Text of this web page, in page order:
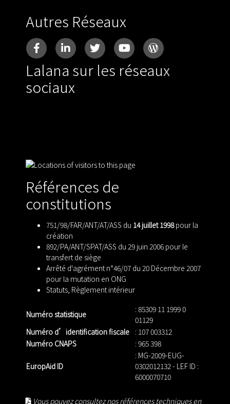
Autres Réseaux
Lalana sur les réseaux
sociaux
Références de
constitutions
751/98/FAR/ANT/AT/ASS du 14 juillet 1998pour la
création
892/PA/ANT/SPAT/ASS du 29 juin 2006 pour le
transfert de siège
Arrêté d'agrément n°46/07 du 20 Décembre 2007
pour la mutation en ONG
Statuts Règlement intérieur
Numéro statistique
: 85309 11 1999 0
01129
Numéro d’identification fiscale : 107 003312
Numéro CNAPS
: 965 398
EuropAid ID
: MG-2009-EUG-
0302012132 - LEF ID :
6000070710
Vous pouvez consultez nos références techniques en